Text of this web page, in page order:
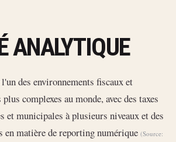
ANALYTIQUE
des environnements fiscaux et
complexes au monde, avec des taxes
et municipales à plusieurs niveaux et des
en matière de reporting numérique (Source: